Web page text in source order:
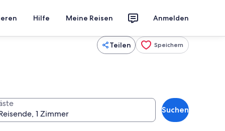
Hilfe Meine Reisen Anmelden
Teilen Speichern
Suchen